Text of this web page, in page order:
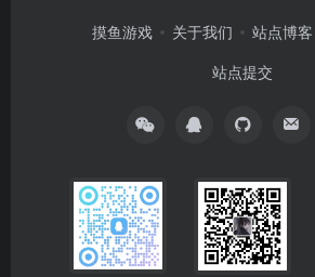
摸鱼游戏 关于我们 站点博客
站点提交